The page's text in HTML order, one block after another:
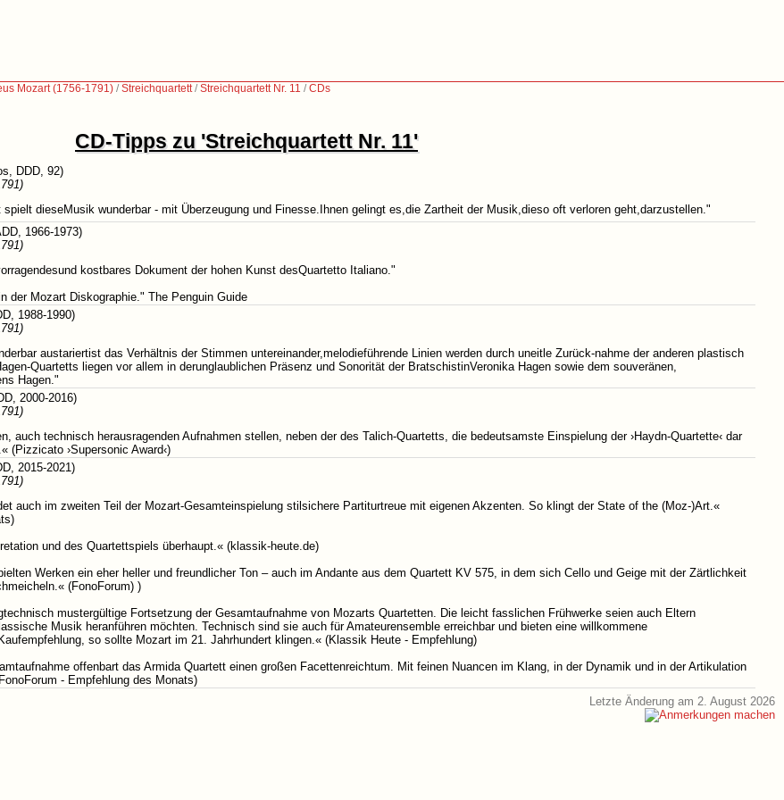
Mozart (1756-1791) /Streichquartett/Streichquartett Nr. 11 /CDs
CD-Tipps zu 'Streichquartett Nr. 11'
DDD, 92)
dieseMusik wunderbar - mit Überzeugung und Finesse.Ihnen gelingt es,die Zartheit der Musik,dieso oft verloren geht,darzustellen."
1966-1973)
kostbares Dokument der hohen Kunst desQuartetto Italiano."
der Mozart Diskographie." The Penguin Guide
1988-1990)
austariertist das Verhältnis der Stimmen untereinander,melodieführende Linien werden durch uneitle Zurück-nahme der anderen plastisch
Quartetts liegen vor allem in derunglaublichen Präsenz und Sonorität der BratschistinVeronika Hagen sowie dem souveränen,
Hagen."
2000-2016)
auch technisch herausragenden Aufnahmen stellen, neben der des Talich-Quartetts, die bedeutsamste Einspielung der ›Haydn-Quartette‹ dar
(Pizzicato ›Supersonic Award‹)
2015-2021)
auch im zweiten Teil der Mozart-Gesamteinspielung stilsichere Partiturtreue mit eigenen Akzenten.​ So klingt der State of the (Moz-)Art.​«
und des Quartettspiels überhaupt.​« (klassik-heute.​de)
Werken ein eher heller und freundlicher Ton – auch im Andante aus dem Quartett KV 575, in dem sich Cello und Geige mit der Zärtlichkeit
(FonoForum) )
mustergültige Fortsetzung der Gesamtaufnahme von Mozarts Quartetten.​ Die leicht fasslichen Frühwerke seien auch Eltern
Musik heranführen möchten.​ Technisch sind sie auch für Amateurensemble erreichbar und bieten eine willkommene
so sollte Mozart im 21.​ Jahrhundert klingen.​« (Klassik Heute - Empfehlung)
offenbart das Armida Quartett einen großen Facettenreichtum.​ Mit feinen Nuancen im Klang, in der Dynamik und in der Artikulation
- Empfehlung des Monats)
Letzte Änderung am 2. August 2026